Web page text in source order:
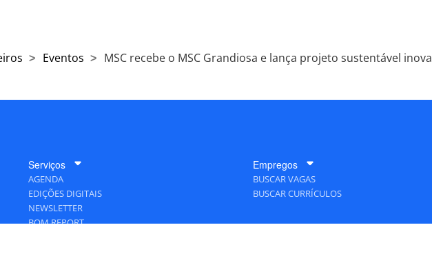
Eventos MSC recebe o MSC Grandiosa e lança projeto sustentável
Serviços
AGENDA
EDIÇÕES DIGITAIS
NEWSLETTER
BOM REPORT
Empregos
BUSCAR VAGAS
BUSCAR CURRÍCULOS